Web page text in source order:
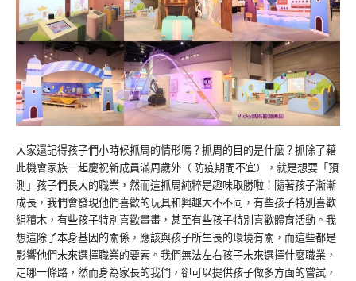
大家還記得孩子們小時候抓周的情形嗎？抓周的目的是什麼？抓除了藉
此機會家族一起慶祝新成員滿周歲外（ 防疫期間不宜），就是想要「預
測」孩子們長大的職業，然而這抓周純粹是趣味取勝啦！隨著孩子漸漸
成長，我們會發現他們喜歡的玩具和興趣大不不同，有些孩子特別喜歡
組積木，有些孩子特別喜歡畫畫，甚至有些孩子特別喜歡體育活動。我
想這除了本身基因的關係，應該與孩子所生長的環境有關，而這些都是
影響他們未來選擇職業的要素。我們無法左右孩子未來選擇什麼職業，
走哪一條路，然而身為家長的我們，卻可以提供孩子做多方面的嘗試，